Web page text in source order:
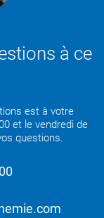
à ce
est à votre
et le vendredi de
questions.